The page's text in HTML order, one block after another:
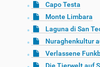
Capo Testa
Monte Limbara
Laguna di San
Nuraghenkultur
Verlassene